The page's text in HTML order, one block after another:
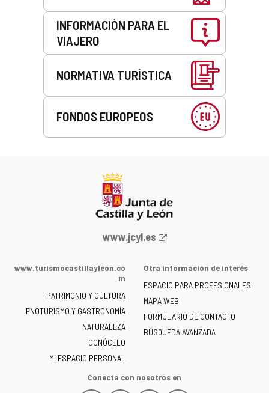
INFORMACIÓN PARA EL
VIAJERO
NORMATIVA TURÍSTICA
FONDOS EUROPEOS
Portal
la
de
Castilla
y
León
-
www.jcyl.es
www.turismocastillayleon.co
m
PATRIMONIO Y CULTURA
ENOTURISMO Y GASTRONOMÍA
NATURALEZA
CONÓCELO
MI ESPACIO PERSONAL
Otra información de interés
ESPACIO PARA PROFESIONALES
MAPA WEB
FORMULARIO DE CONTACTO
BÚSQUEDA AVANZADA
Conecta con nosotros en